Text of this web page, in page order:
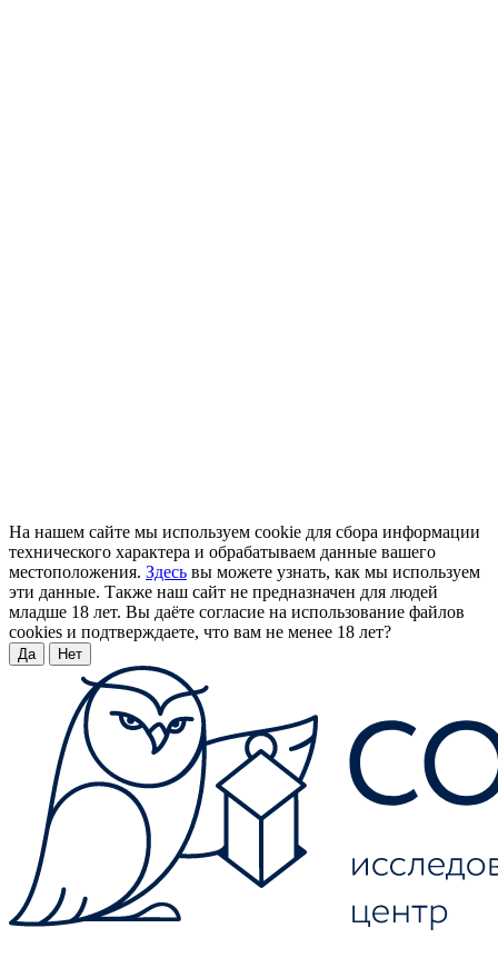
На нашем сайте мы используем cookie для сбора информации
технического характера и обрабатываем данные вашего
местоположения. Здесь вы можете узнать, как мы используем
эти данные. Также наш сайт не предназначен для людей
младше 18 лет. Вы даёте согласие на использование файлов
cookies и подтверждаете, что вам не менее 18 лет?
Да Нет